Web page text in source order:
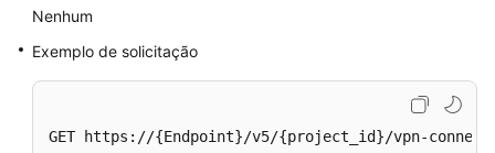
edição
profissional
Gateway
Nenhum
Exemplo de solicitação
GET https://{Endpoint}/v5/{project_id}/vpn-